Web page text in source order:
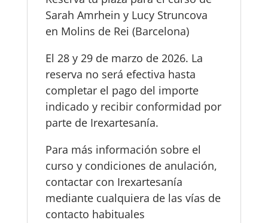
Sarah Amrhein y Lucy Struncova
en Molins de Rei (Barcelona)
El 28 y 29 de marzo de 2026. La
reserva no será efectiva hasta
completar el pago del importe
indicado y recibir conformidad por
parte de Irexartesanía.
Para más información sobre el
curso y condiciones de anulación,
contactar con Irexartesanía
mediante cualquiera de las vías de
contacto habituales